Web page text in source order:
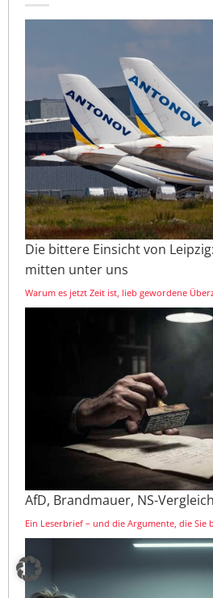
Die bittere Einsicht von
mitten unter uns
Warum es jetzt Zeit ist, lieb gewordene
AfD, Brandmauer, NS-
Ein Leserbrief – und die Argumente, die Sie